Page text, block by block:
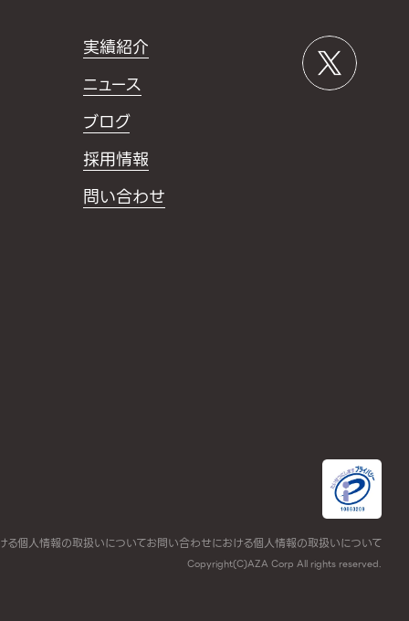
実績紹介
ニュース
ブログ
採用情報
問い合わせ
る個人情報の取扱いについてお問い合わせにおける個人情報の取扱いについて
Copyright(C)AZA Corp All rights reserved.